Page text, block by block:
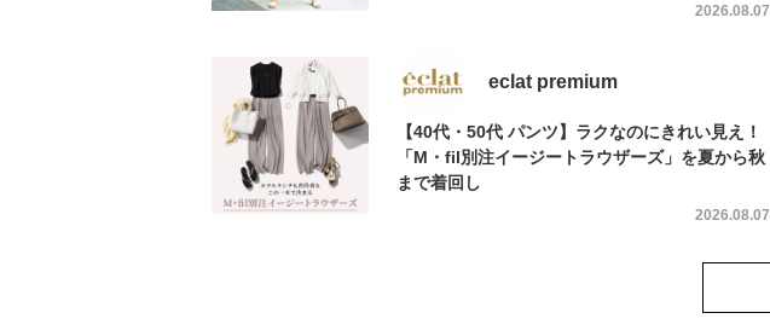
2026.08.07
eclat premium
【40代・50代 パンツ】ラクなのにきれい見え！
「M・fil別注イージートラウザーズ」を夏から秋
まで着回し
2026.08.07